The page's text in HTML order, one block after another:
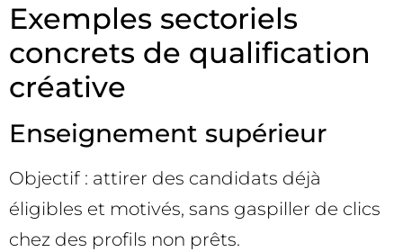
Exemples sectoriels
concrets de qualification
créative
Enseignement supérieur
Objectif : attirer des candidats déjà
éligibles et motivés, sans gaspiller de clics
chez des profils non prêts.